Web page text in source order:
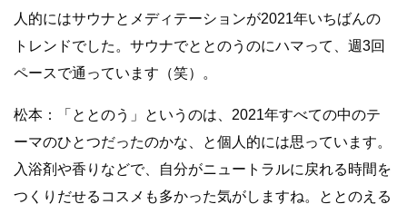
人的にはサウナとメディテーションが2021年いちばんの
トレンドでした。サウナでととのうのにハマって、週3回
ペースで通っています（笑）。
松本：「ととのう」というのは、2021年すべての中のテ
ーマのひとつだったのかな、と個人的には思っています。
入浴剤や香りなどで、自分がニュートラルに戻れる時間を
つくりだせるコスメも多かった気がしますね。ととのえる